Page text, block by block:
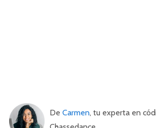
De Carmen, tu experta en